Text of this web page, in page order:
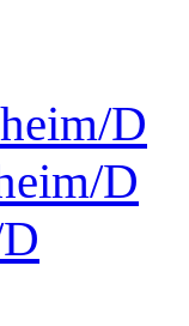
D
D